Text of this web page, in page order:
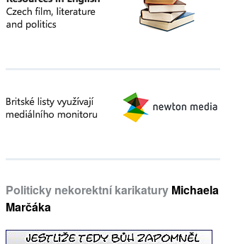
Politicky nekorektní karikatury Michaela
Marčáka